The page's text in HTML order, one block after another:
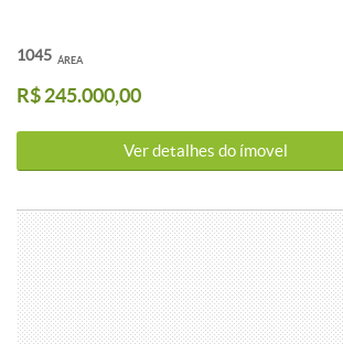
ÁREA
1045
R$ 245.000,00
Ver detalhes do ímovel